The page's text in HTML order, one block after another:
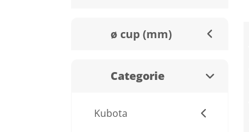
ø cup (mm)
Categorie
Kubota